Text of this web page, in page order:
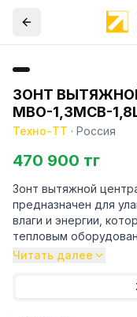
ЗОНТ
МВО-1,3МСВ-
Техно-ТТ · Россия
470 900 тг
Зонт вытяжной
предназначен для
влаги и энергии,
тепловым
капли жира, которые
Читать далее